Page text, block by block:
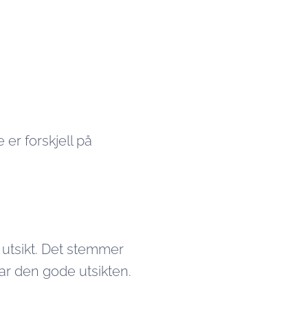
er forskjell på
Det stemmer
den gode utsikten.